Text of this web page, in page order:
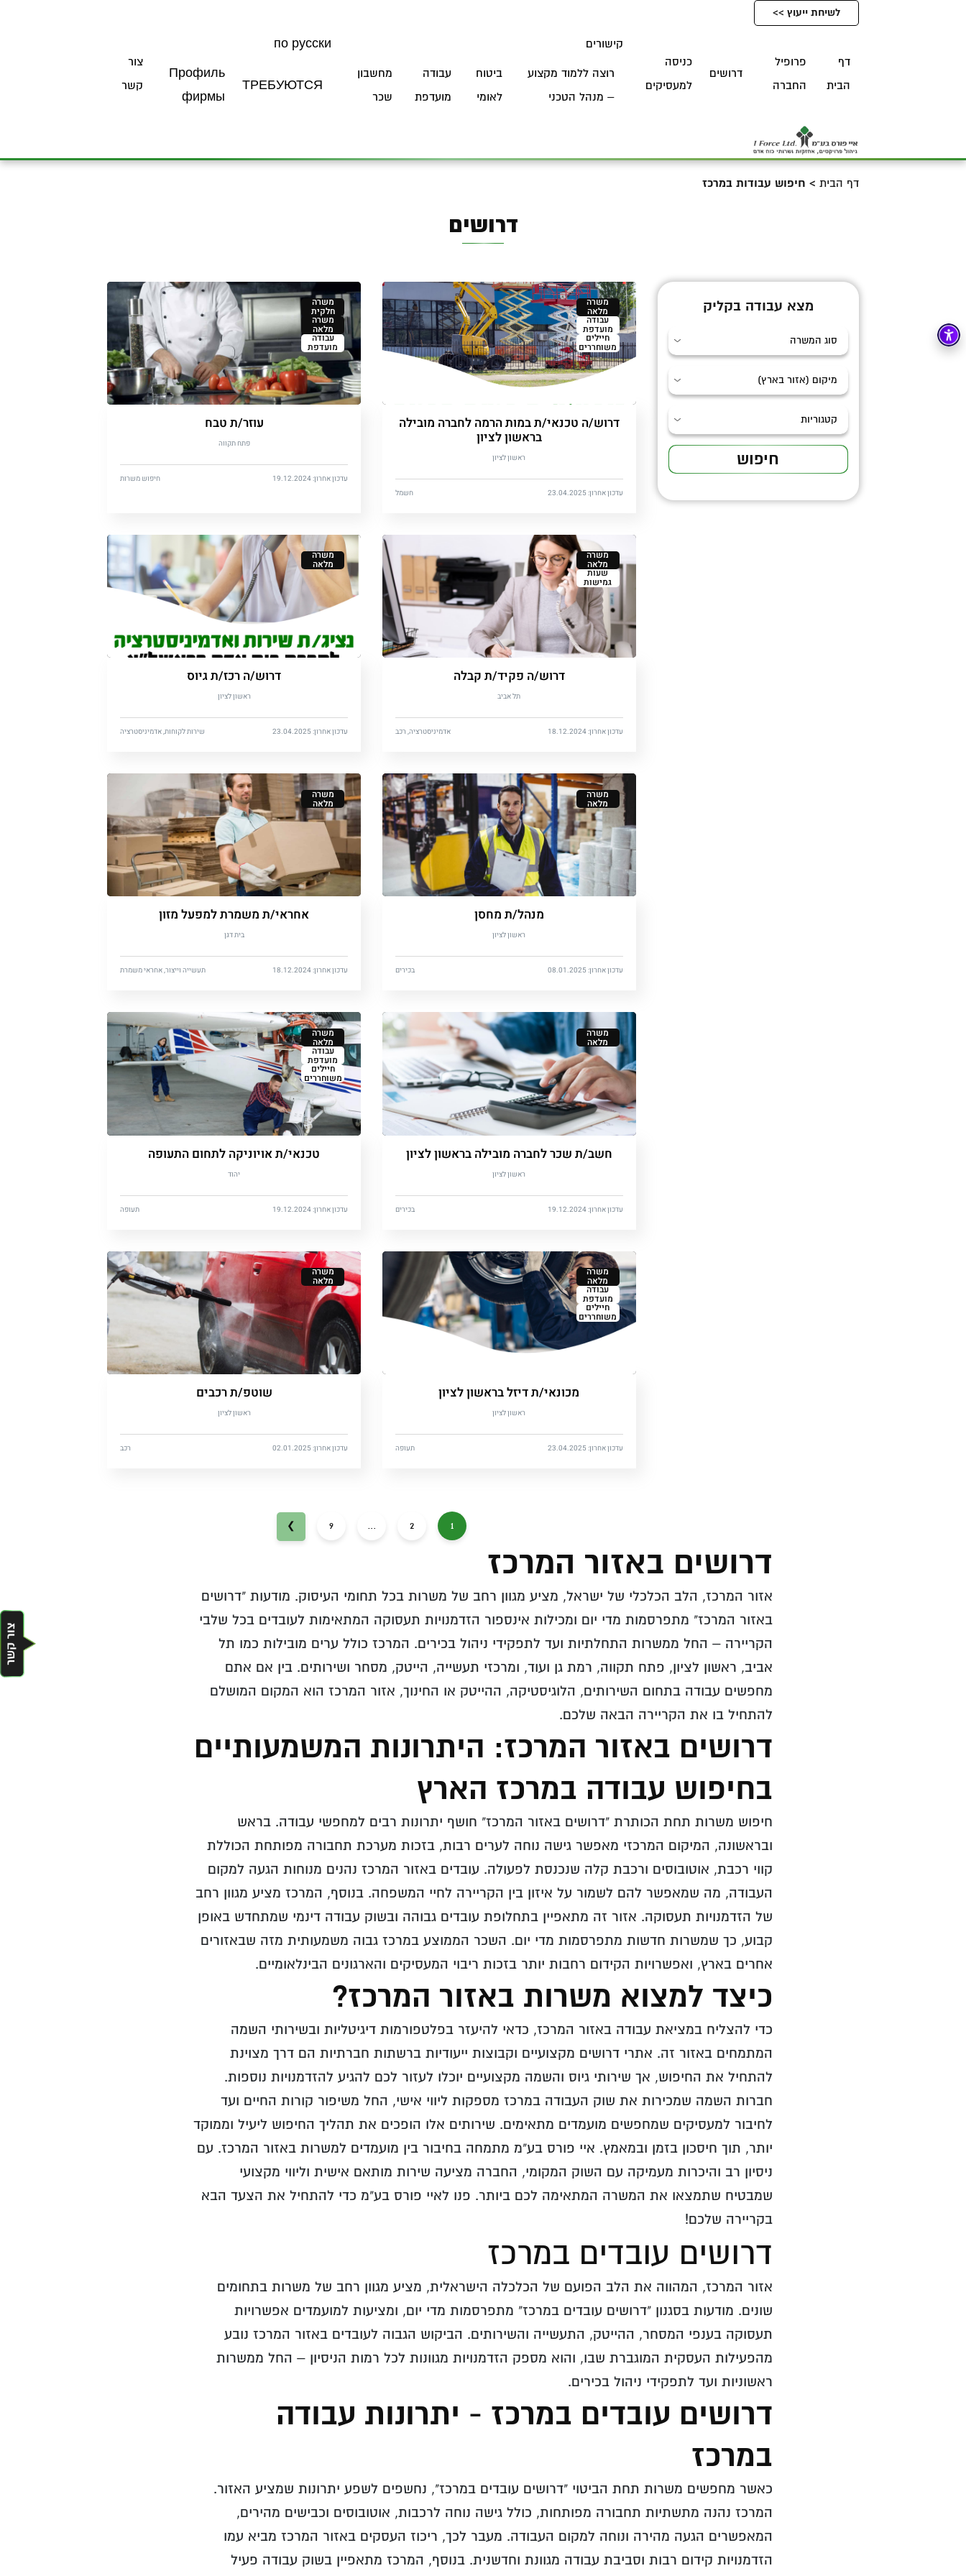
לשיחת ייעוץ >>
דף
הבית
פרופיל
החברה
דרושים
כניסה
למעסיקים
קישורים
רוצה ללמוד מקצוע
– מנהל הטכני
ביטוח
לאומי
עבודה
מועדפת
מחשבון
שכר
по русски
ТРЕБУЮТСЯ
Профиль
фирмы
צור
קשר
דף הבית > חיפוש עבודות במרכז
דרושים
מצא עבודה בקליק
חיפוש
משרה
מלאה
עבודה
מועדפת
חיילים
משוחררים
דרוש/ה טכנאי/ת במות הרמה לחברה מובילה
בראשון לציון
ראשון לציון
עדכון אחרון: 23.04.2025 חשמל
משרה
חלקית
משרה
מלאה
עבודה
מועדפת
עוזר/ת טבח
פתח תקווה
עדכון אחרון: 19.12.2024 חיפוש משרות
משרה
מלאה
שעות
גמישות
דרוש/ה פקיד/ת קבלה
תל אביב
עדכון אחרון: 18.12.2024 אדמיניסטרציה, רכב
משרה
מלאה
דרוש/ה רכז/ת גיוס
ראשון לציון
עדכון אחרון: 23.04.2025 שירות לקוחות, אדמיניסטרציה
משרה
מלאה
מנהל/ת מחסן
ראשון לציון
עדכון אחרון: 08.01.2025 בכירים
משרה
מלאה
אחראי/ת משמרת למפעל מזון
בית דגן
עדכון אחרון: 18.12.2024 תעשייה וייצור, אחראי משמרת
משרה
מלאה
חשב/ת שכר לחברה מובילה בראשון לציון
ראשון לציון
עדכון אחרון: 19.12.2024 בכירים
משרה
מלאה
עבודה
מועדפת
חיילים
משוחררים
טכנאי/ת אויוניקה לתחום התעופה
יהוד
עדכון אחרון: 19.12.2024 תעופה
משרה
מלאה
עבודה
מועדפת
חיילים
משוחררים
מכונאי/ת דיזל בראשון לציון
ראשון לציון
עדכון אחרון: 23.04.2025 תעופה
משרה
מלאה
שוטפ/ת רכבים
ראשון לציון
עדכון אחרון: 02.01.2025 רכב
1
2
…
9
❯
דרושים באזור המרכז
אזור המרכז, הלב הכלכלי של ישראל, מציע מגוון רחב של משרות בכל תחומי העיסוק. מודעות "דרושים
באזור המרכז" מתפרסמות מדי יום ומכילות אינספור הזדמנויות תעסוקה המתאימות לעובדים בכל שלבי
הקריירה – החל ממשרות התחלתיות ועד לתפקידי ניהול בכירים. המרכז כולל ערים מובילות כמו תל
אביב, ראשון לציון, פתח תקווה, רמת גן ועוד, ומרכזי תעשייה, הייטק, מסחר ושירותים. בין אם אתם
מחפשים עבודה בתחום השירותים, הלוגיסטיקה, ההייטק או החינוך, אזור המרכז הוא המקום המושלם
להתחיל בו את הקריירה הבאה שלכם.
דרושים באזור המרכז: היתרונות המשמעותיים
בחיפוש עבודה במרכז הארץ
חיפוש משרות תחת הכותרת "דרושים באזור המרכז" חושף יתרונות רבים למחפשי עבודה. בראש
ובראשונה, המיקום המרכזי מאפשר גישה נוחה לערים רבות, בזכות מערכת תחבורה מפותחת הכוללת
קווי רכבת, אוטובוסים ורכבת קלה שנכנסת לפעולה. עובדים באזור המרכז נהנים מנוחות הגעה למקום
העבודה, מה שמאפשר להם לשמור על איזון בין הקריירה לחיי המשפחה. בנוסף, המרכז מציע מגוון רחב
של הזדמנויות תעסוקה. אזור זה מתאפיין בתחלופת עובדים גבוהה ובשוק עבודה דינמי שמתחדש באופן
קבוע, כך שמשרות חדשות מתפרסמות מדי יום. השכר הממוצע במרכז גבוה משמעותית מזה שבאזורים
אחרים בארץ, ואפשרויות הקידום רחבות יותר בזכות ריבוי המעסיקים והארגונים הבינלאומיים.
כיצד למצוא משרות באזור המרכז?
כדי להצליח במציאת עבודה באזור המרכז, כדאי להיעזר בפלטפורמות דיגיטליות ובשירותי השמה
המתמחים באזור זה. אתרי דרושים מקצועיים וקבוצות ייעודיות ברשתות חברתיות הם דרך מצוינת
להתחיל את החיפוש, אך שירותי גיוס והשמה מקצועיים יוכלו לעזור לכם להגיע להזדמנויות נוספות.
חברות השמה שמכירות את שוק העבודה במרכז מספקות ליווי אישי, החל משיפור קורות החיים ועד
לחיבור למעסיקים שמחפשים מועמדים מתאימים. שירותים אלו הופכים את תהליך החיפוש ליעיל וממוקד
יותר, תוך חיסכון בזמן ובמאמץ. איי פורס בע"מ מתמחה בחיבור בין מועמדים למשרות באזור המרכז. עם
ניסיון רב והיכרות מעמיקה עם השוק המקומי, החברה מציעה שירות מותאם אישית וליווי מקצועי
שמבטיח שתמצאו את המשרה המתאימה לכם ביותר. פנו לאיי פורס בע"מ כדי להתחיל את הצעד הבא
בקריירה שלכם!
דרושים עובדים במרכז
אזור המרכז, המהווה את הלב הפועם של הכלכלה הישראלית, מציע מגוון רחב של משרות בתחומים
שונים. מודעות בסגנון "דרושים עובדים במרכז" מתפרסמות מדי יום, ומציעות למועמדים אפשרויות
תעסוקה בענפי המסחר, ההייטק, התעשייה והשירותים. הביקוש הגבוה לעובדים באזור המרכז נובע
מהפעילות העסקית המוגברת שבו, והוא מספק הזדמנויות מגוונות לכל רמות הניסיון – החל ממשרות
ראשוניות ועד לתפקידי ניהול בכירים.
דרושים עובדים במרכז - יתרונות עבודה
במרכז
כאשר מחפשים משרות תחת הביטוי "דרושים עובדים במרכז", נחשפים לשפע יתרונות שמציע האזור.
המרכז נהנה מתשתיות תחבורה מפותחות, כולל גישה נוחה לרכבות, אוטובוסים וכבישים מהירים,
המאפשרים הגעה מהירה ונוחה למקום העבודה. מעבר לכך, ריכוז העסקים באזור המרכז מביא עמו
הזדמנויות קידום רבות וסביבת עבודה מגוונת וחדשנית. בנוסף, המרכז מתאפיין בשוק עבודה פעיל